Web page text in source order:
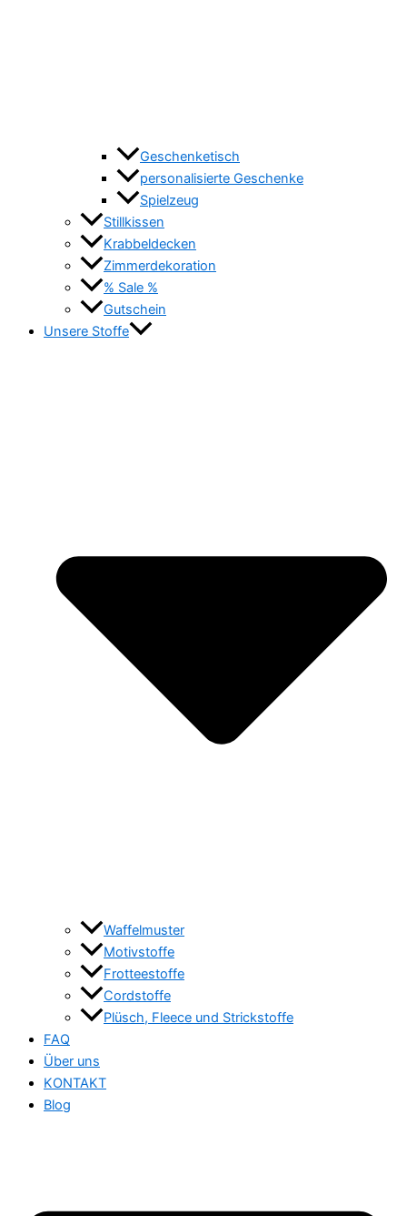
Geschenketisch
personalisierte Geschenke
Spielzeug
Stillkissen
Krabbeldecken
Zimmerdekoration
% Sale %
Gutschein
Unsere Stoffe
Waffelmuster
Motivstoffe
Frotteestoffe
Cordstoffe
Plüsch, Fleece und Strickstoffe
FAQ
Über uns
KONTAKT
Blog